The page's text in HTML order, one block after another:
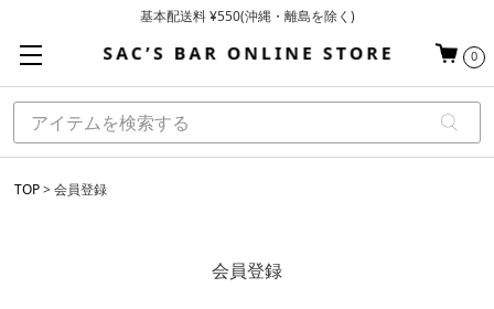
基本配送料 ¥550(沖縄・離島を除く)
お買い上げ合計¥3,980以上で送料無料
0
TOP 会員登録
会員登録